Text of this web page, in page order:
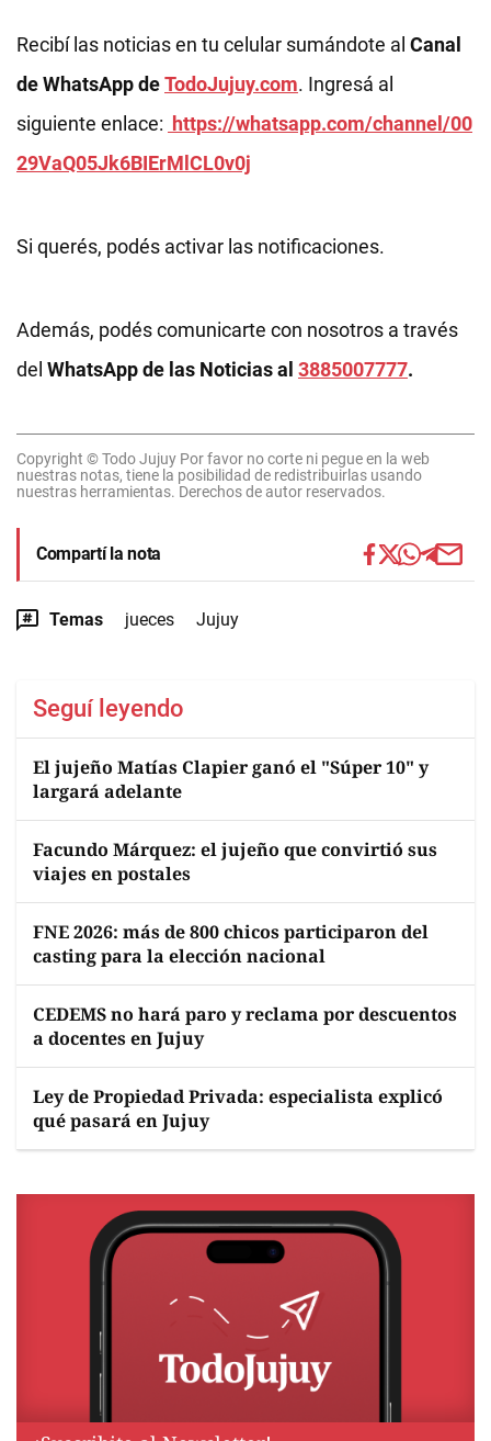
Recibí las noticias en tu celular sumándote al Canal
de WhatsApp deTodoJujuy.com. Ingresá al
siguiente enlace: https://whatsapp.com/channel/00
29VaQ05Jk6BIErMlCL0v0j
Si querés, podés activar las notificaciones.
Además, podés comunicarte con nosotros a través
del WhatsApp de las Noticias al 3885007777.
Copyright © Todo Jujuy Por favor no corte ni pegue en la web
nuestras notas, tiene la posibilidad de redistribuirlas usando
nuestras herramientas. Derechos de autor reservados.
Compartí la nota
Temas jueces Jujuy
Seguí leyendo
El jujeño Matías Clapier ganó el "Súper 10" y
largará adelante
Facundo Márquez: el jujeño que convirtió sus
viajes en postales
FNE 2026: más de 800 chicos participaron del
casting para la elección nacional
CEDEMS no hará paro y reclama por descuentos
a docentes en Jujuy
Ley de Propiedad Privada: especialista explicó
qué pasará en Jujuy